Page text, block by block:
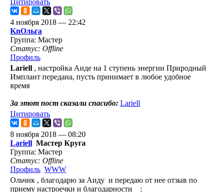
4 ноября 2018 — 22:42
KnОльга
Группа: Мастер
Статус: Offline
Профиль
Lariell , настройка Аиде на 1 ступень энергии Природный
Имплант передана, пусть принимает в любое удобное
время
За этот пост сказали спасибо: Lariell
Цитировать
8 ноября 2018 — 08:20
Lariell Мастер Круга
Группа: Мастер
Статус: Offline
Профиль WWW
Ольчик , благодарю за Аиду и передаю от нее отзыв по
приему настроечки и благодарности
: